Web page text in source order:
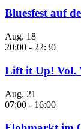
Bluesfest auf
Aug. 18
20:00 - 22:30
Lift it Up! Vol.
Aug. 21
07:00 - 16:00